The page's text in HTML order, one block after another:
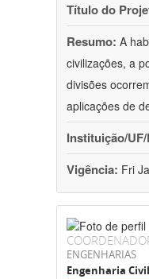
Título do
Resumo: A
civilizações, a
divisões
aplicações de
Instituição/
Vigência: Fri
ENGENHARIAS
Engenharia Civil